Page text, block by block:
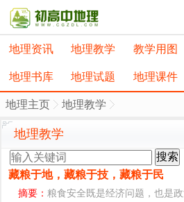
地理资讯 地理教学 教学用图
地理书库 地理试题 地理课件
地理主页 地理教学
地理教学
搜索
藏粮于地，藏粮于技，藏粮于民
摘要：粮食安全既是经济问题，也是